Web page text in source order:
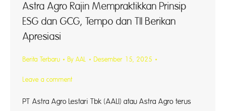
Astra Agro Rajin Mempraktikkan Prinsip
ESG dan GCG, Tempo dan TII Berikan
Apresiasi
Berita Terbaru By AAL Desember 15, 2025
Leave a comment
PT Astra Agro Lestari Tbk (AALI) atau Astra Agro terus